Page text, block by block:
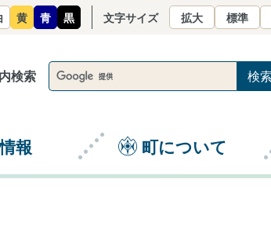
検索
報 町について
黄 青 黒 文字サイズ 拡大 標準